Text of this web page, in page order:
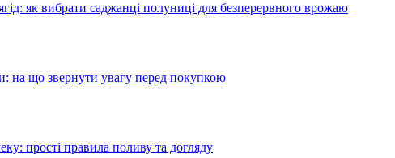
як вибрати саджанці полуниці для безперервного врожаю
на що звернути увагу перед покупкою
прості правила поливу та догляду